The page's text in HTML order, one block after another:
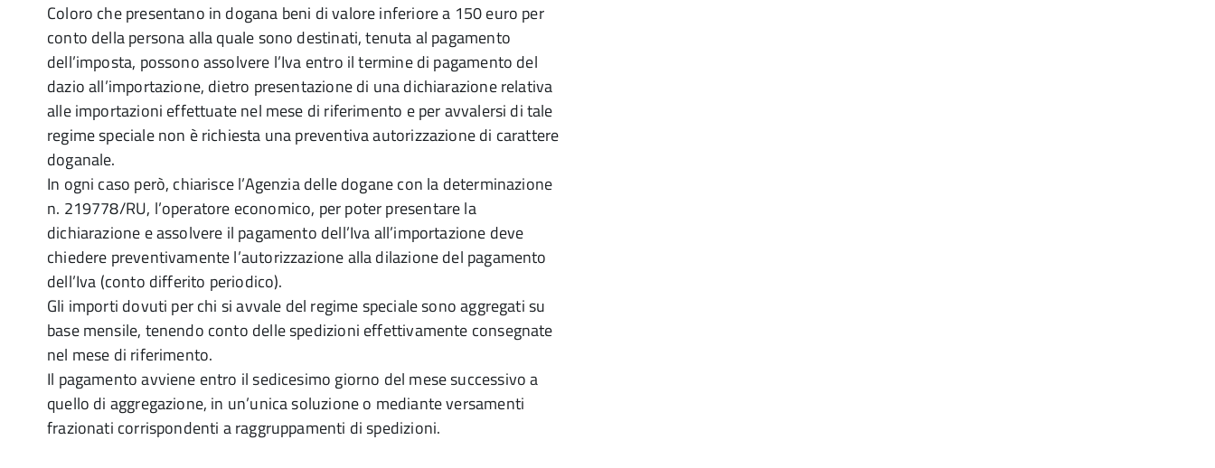
Coloro che presentano in dogana beni di valore inferiore a 150 euro per
conto della persona alla quale sono destinati, tenuta al pagamento
dell’imposta, possono assolvere l’Iva entro il termine di pagamento del
dazio all’importazione, dietro presentazione di una dichiarazione relativa
alle importazioni effettuate nel mese di riferimento e per avvalersi di tale
regime speciale non è richiesta una preventiva autorizzazione di carattere
doganale.
In ogni caso però, chiarisce l’Agenzia delle dogane con la determinazione
n. 219778/RU, l’operatore economico, per poter presentare la
dichiarazione e assolvere il pagamento dell’Iva all’importazione deve
chiedere preventivamente l’autorizzazione alla dilazione del pagamento
dell’Iva (conto differito periodico).
Gli importi dovuti per chi si avvale del regime speciale sono aggregati su
base mensile, tenendo conto delle spedizioni effettivamente consegnate
nel mese di riferimento.
Il pagamento avviene entro il sedicesimo giorno del mese successivo a
quello di aggregazione, in un’unica soluzione o mediante versamenti
frazionati corrispondenti a raggruppamenti di spedizioni.